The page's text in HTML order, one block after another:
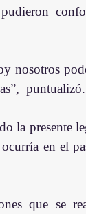
nosotros
puntualizó.
la presente
en el
que se